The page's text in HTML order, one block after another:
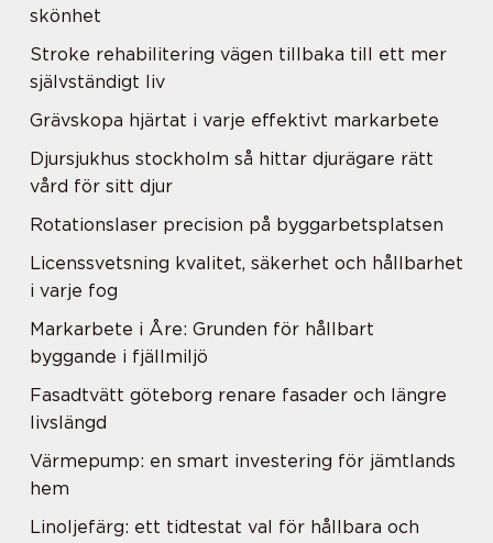
skönhet
Stroke rehabilitering vägen tillbaka till ett mer
självständigt liv
Grävskopa hjärtat i varje effektivt markarbete
Djursjukhus stockholm så hittar djurägare rätt
vård för sitt djur
Rotationslaser precision på byggarbetsplatsen
Licenssvetsning kvalitet, säkerhet och hållbarhet
i varje fog
Markarbete i Åre: Grunden för hållbart
byggande i fjällmiljö
Fasadtvätt göteborg renare fasader och längre
livslängd
Värmepump: en smart investering för jämtlands
hem
Linoljefärg: ett tidtestat val för hållbara och